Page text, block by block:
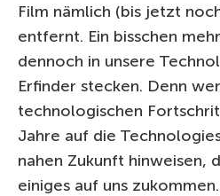
Film nämlich (bis jetzt
entfernt. Ein bisschen
dennoch in unsere
Erfinder stecken. Denn
technologischen
Jahre auf die
nahen Zukunft hinweisen,
einiges auf uns zukommen.